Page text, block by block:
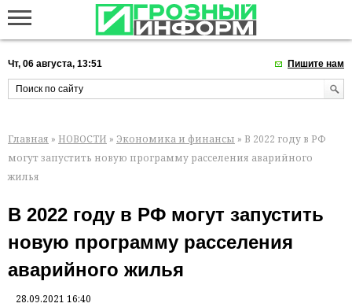
Чт, 06 августа, 13:51 Пишите нам
Главная » НОВОСТИ » Экономика и финансы » В 2022 году в РФ
могут запустить новую программу расселения аварийного
жилья
В 2022 году в РФ могут запустить
новую программу расселения
аварийного жилья
28.09.2021 16:40